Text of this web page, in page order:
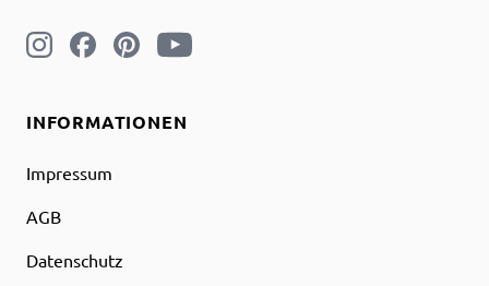
INFORMATIONEN
Impressum
AGB
Datenschutz